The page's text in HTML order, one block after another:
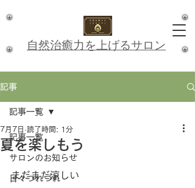
​自然治癒力を上げるサロン
記事
記事一覧
サロンのお知らせ
日々つれづれ
記事一覧
夏を楽しもう
7月7日 読了時間: 1分
まだまだ涼しい